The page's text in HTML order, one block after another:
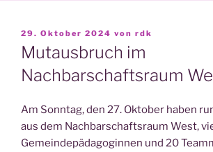
VERÖFFENTLICHT
AM
29. Oktober 2024 von rdk
Mutausbruch im
Nachbarschaftsraum
Am Sonntag, den 27. Oktober haben
aus dem Nachbarschaftsraum West,
Gemeindepädagoginnen und 20